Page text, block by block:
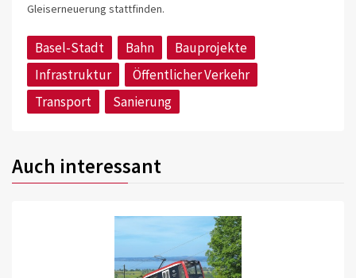
Gleiserneuerung stattfinden.
Basel-Stadt Bahn
Bauprojekte
Infrastruktur
Öffentlicher Verkehr
Transport
Sanierung
Auch interessant